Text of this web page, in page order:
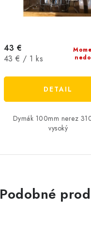
43 €
Jednotková
43 € / 1 ks
DETAIL
Dymák 100mm nerez
vysoký
Podobné